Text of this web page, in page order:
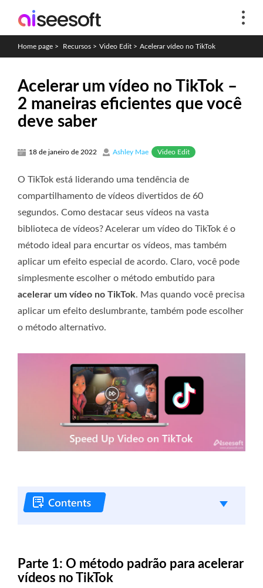
Home page > Recursos > Video Edit > Acelerar vídeo no TikTok
Acelerar um vídeo no TikTok –
2 maneiras eficientes que você
deve saber
18 de janeiro de 2022 Ashley Mae Video Edit
O TikTok está liderando uma tendência de
compartilhamento de vídeos divertidos de 60
segundos. Como destacar seus vídeos na vasta
biblioteca de vídeos? Acelerar um vídeo do TikTok é o
método ideal para encurtar os vídeos, mas também
aplicar um efeito especial de acordo. Claro, você pode
simplesmente escolher o método embutido para
acelerar um vídeo no TikTok. Mas quando você precisa
aplicar um efeito deslumbrante, também pode escolher
o método alternativo.
Parte 1: O método padrão para acelerar
vídeos no TikTok